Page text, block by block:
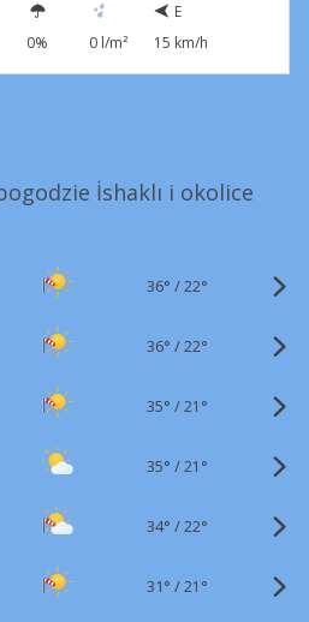
0% 0 l/m²
E
15 km/h
İshaklı i okolice
36° /22°
36° /22°
35° /21°
35° /21°
34° /22°
31° /21°